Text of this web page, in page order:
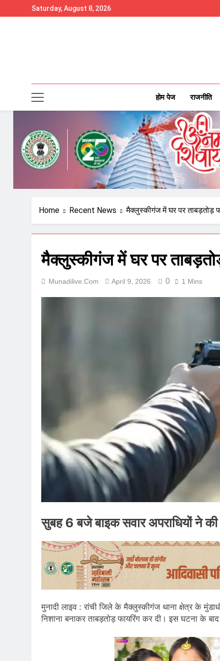
to
Saturday, August 8, 2026
होम पेज राजनीति
Home Recent News मैक्लुस्कीगंज में घर पर ताबड़तोड़
मैक्लुस्कीगंज में घर पर
Munadilive.com April 9, 2026 0 1 Mins
सुबह 6 बजे बाइक सवार अपराधियों ने की
मुनादी लाइव : रांची जिले के मैक्लुस्कीगंज थाना क्षेत्र के
निशाना बनाकर ताबड़तोड़ फायरिंग कर दी। इस घटना के